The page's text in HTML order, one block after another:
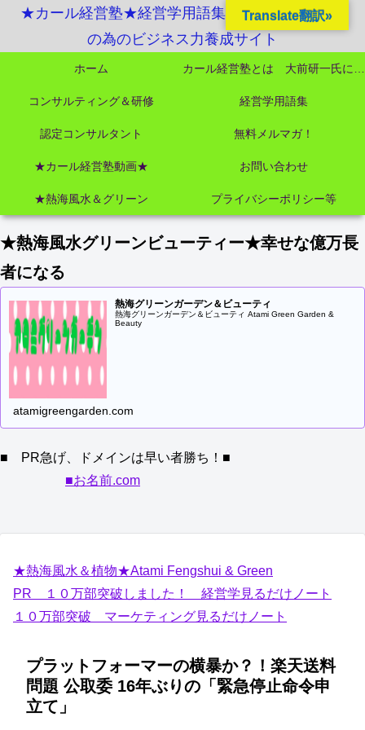
★カール経営塾★経営学用語集起業独立成功MBA
の為のビジネス力養成サイト
ホーム
コンサルティング＆研修 経営学用語集
認定コンサルタント 無料メルマガ！
★カール経営塾動画★ お問い合わせ
★熱海風水＆グリーン プライバシーポリシー等
★熱海風水グリーンビューティー★幸せな億万長
者になる
熱海グリーンガーデン＆ビューティ
熱海グリーンガーデン＆ビューティ Atami Green Garden &
Beauty
atamigreengarden.com
■ PR急げ、ドメインは早い者勝ち！■
■お名前.com
★熱海風水＆植物★Atami Fengshui & Green
PR １０万部突破しました！ 経営学見るだけノート
１０万部突破 マーケティング見るだけノート
プラットフォーマーの横暴か？！楽天送料
問題 公取委 16年ぶりの「緊急停止命令申
立て」
Translate翻訳»